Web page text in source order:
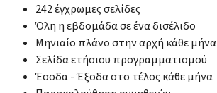
242 έγχρωμες σελίδες
Όλη η εβδομάδα σε ένα δισέλιδο
Μηνιαίο πλάνο στην αρχή κάθε μήνα
Σελίδα ετήσιου προγραμματισμού
Έσοδα - Έξοδα στο τέλος κάθε μήνα